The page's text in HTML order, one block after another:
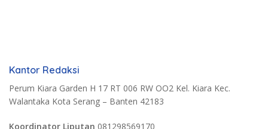
Kantor Redaksi
Perum Kiara Garden H 17 RT 006 RW OO2 Kel. Kiara Kec.
Walantaka Kota Serang – Banten 42183
Koordinator Liputan 081298569170